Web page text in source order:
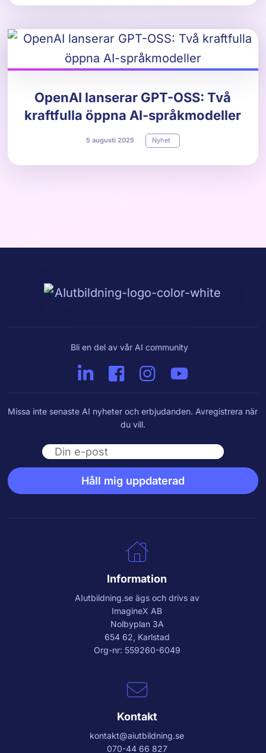
OpenAI lanserar GPT-OSS: Två
kraftfulla öppna AI-språkmodeller
5 augusti 2025 Nyhet
Bli en del av vår AI community
Missa inte senaste AI nyheter och erbjudanden. Avregistrera när
du vill.
Email
Håll mig uppdaterad
Information
AIutbildning.seägs och drivs av
ImagineX AB
Nolbyplan 3A
654 62, Karlstad
Org-nr: 559260-6049
Kontakt
kontakt@aiutbildning.se
070-44 66 827